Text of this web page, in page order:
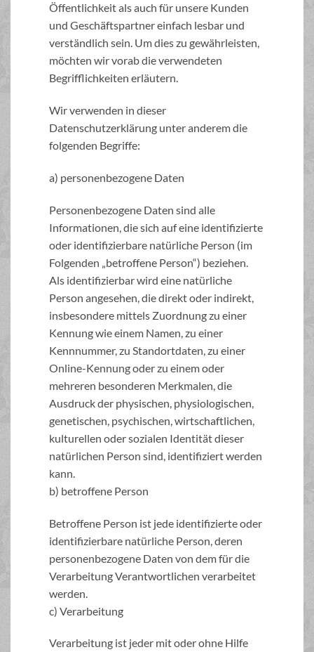
Öffentlichkeit als auch für unsere Kunden
und Geschäftspartner einfach lesbar und
verständlich sein. Um dies zu gewährleisten,
möchten wir vorab die verwendeten
Begrifflichkeiten erläutern.
Wir verwenden in dieser
Datenschutzerklärung unter anderem die
folgenden Begriffe:
a) personenbezogene Daten
Personenbezogene Daten sind alle
Informationen, die sich auf eine identifizierte
oder identifizierbare natürliche Person (im
Folgenden „betroffene Person“) beziehen.
Als identifizierbar wird eine natürliche
Person angesehen, die direkt oder indirekt,
insbesondere mittels Zuordnung zu einer
Kennung wie einem Namen, zu einer
Kennnummer, zu Standortdaten, zu einer
Online-Kennung oder zu einem oder
mehreren besonderen Merkmalen, die
Ausdruck der physischen, physiologischen,
genetischen, psychischen, wirtschaftlichen,
kulturellen oder sozialen Identität dieser
natürlichen Person sind, identifiziert werden
kann.
b) betroffene Person
Betroffene Person ist jede identifizierte oder
identifizierbare natürliche Person, deren
personenbezogene Daten von dem für die
Verarbeitung Verantwortlichen verarbeitet
werden.
c) Verarbeitung
Verarbeitung ist jeder mit oder ohne Hilfe